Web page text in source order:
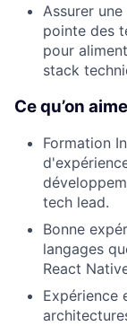
Assurer
pointe des
pour
stack
Ce qu’on
Formation
tech lead.
Bonne
langages
React
Expérience